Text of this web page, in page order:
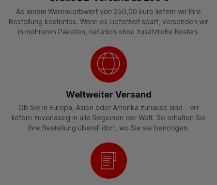
Ab einem Warenkorbwert von 250,00 Euro liefern wir Ihre
Bestellung kostenlos. Wenn es Lieferzeit spart, versenden wir
in mehreren Paketen, natürlich ohne zusätzliche Kosten.
Weltweiter Versand
Ob Sie in Europa, Asien oder Amerika zuhause sind – wir
liefern zuverlässig in alle Regionen der Welt. So erhalten Sie
Ihre Bestellung überall dort, wo Sie sie benötigen.